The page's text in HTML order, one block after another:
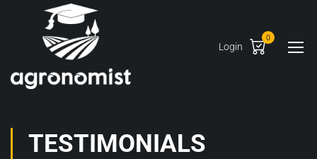
Login
0
TESTIMONIALS